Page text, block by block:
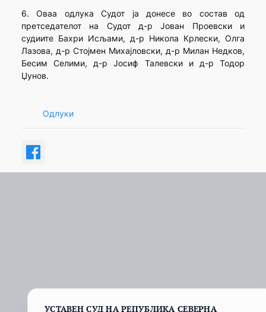
6. Оваа одлука Судот ја донесе во состав од
претседателот на Судот д-р Јован Проевски и
судиите Бахри Исљами, д-р Никола Крлески, Олга
Лазова, д-р Стојмен Михајловски, д-р Милан Недков,
Бесим Селими, д-р Јосиф Талевски и д-р Тодор
Џунов.
Одлуки
УСТАВЕН СУД НА РЕПУБЛИКА СЕВЕРНА